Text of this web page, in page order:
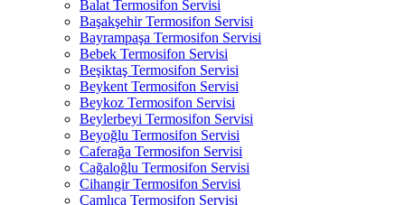
Balat Termosifon Servisi
Başakşehir Termosifon Servisi
Bayrampaşa Termosifon Servisi
Bebek Termosifon Servisi
Beşiktaş Termosifon Servisi
Beykent Termosifon Servisi
Beykoz Termosifon Servisi
Beylerbeyi Termosifon Servisi
Beyoğlu Termosifon Servisi
Caferağa Termosifon Servisi
Cağaloğlu Termosifon Servisi
Cihangir Termosifon Servisi
Çamlıca Termosifon Servisi